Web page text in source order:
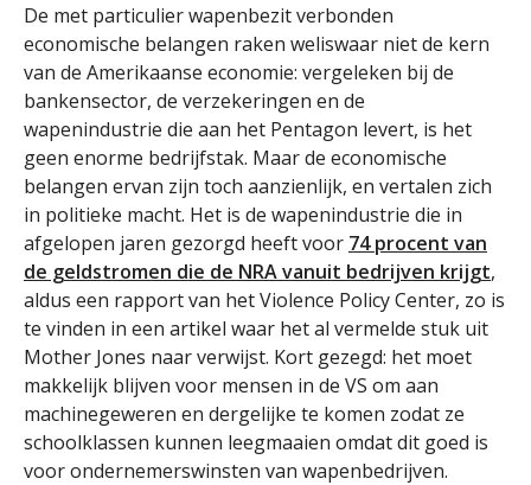
De met particulier wapenbezit verbonden
economische belangen raken weliswaar niet de kern
van de Amerikaanse economie: vergeleken bij de
bankensector, de verzekeringen en de
wapenindustrie die aan het Pentagon levert, is het
geen enorme bedrijfstak. Maar de economische
belangen ervan zijn toch aanzienlijk, en vertalen zich
in politieke macht. Het is de wapenindustrie die in
afgelopen jaren gezorgd heeft voor 74 procent van
de geldstromen die de NRA vanuit bedrijven krijgt,
aldus een rapport van het Violence Policy Center, zo is
te vinden in een artikel waar het al vermelde stuk uit
Mother Jones naar verwijst. Kort gezegd: het moet
makkelijk blijven voor mensen in de VS om aan
machinegeweren en dergelijke te komen zodat ze
schoolklassen kunnen leegmaaien omdat dit goed is
voor ondernemerswinsten van wapenbedrijven.